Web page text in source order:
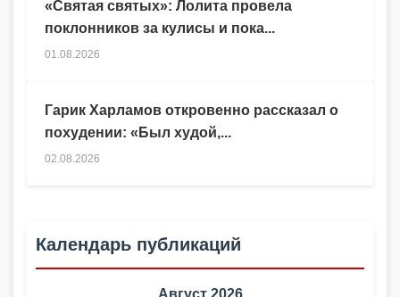
Гарик Харламов откровенно рассказал о
похудении: «Был худой,...
02.08.2026
«Святая святых»: Лолита провела
поклонников за кулисы и пока...
01.08.2026
Календарь публикаций
Август 2026